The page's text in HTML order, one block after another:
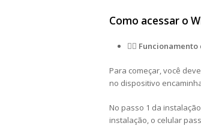
Como acessar o
🕵️‍♂️
Para começar, você
no dispositivo
No passo 1 da
instalação, o celular